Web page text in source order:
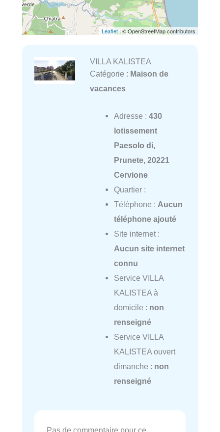
Leaflet| © OpenStreetMap contributors
VILLA KALISTEA
Catégorie : Maison de
vacances
Adresse : 430
lotissement
Paesolo di,
Prunete, 20221
Cervione
Quartier :
Téléphone : Aucun
téléphone ajouté
Site internet :
Aucun site internet
connu
Service VILLA
KALISTEA à
domicile : non
renseigné
Service VILLA
KALISTEA ouvert
dimanche : non
renseigné
Pas de commentaire pour ce